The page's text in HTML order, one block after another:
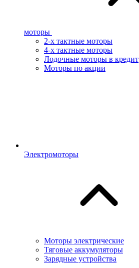
моторы
2-х тактные моторы
4-х тактные моторы
Лодочные моторы в кредит
Моторы по акции
Электромоторы
Моторы электрические
Тяговые аккумуляторы
Зарядные устройства